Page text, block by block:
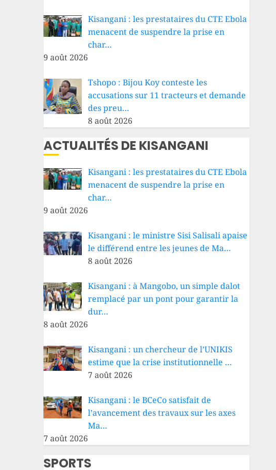
Kisangani : les prestataires du CTE Ebola
menacent de suspendre la prise en
char…
9 août 2026
Tshopo : Bijou Koy conteste les
accusations sur 11 tracteurs et demande
des preu…
8 août 2026
ACTUALITÉS DE KISANGANI
Kisangani : les prestataires du CTE Ebola
menacent de suspendre la prise en
char…
9 août 2026
Kisangani : le ministre Sisi Salisali apaise
le différend entre les jeunes de Ma…
8 août 2026
Kisangani : à Mangobo, un simple dalot
remplacé par un pont pour garantir la
dur…
8 août 2026
Kisangani : un chercheur de l’UNIKIS
estime que la crise institutionnelle …
7 août 2026
Kisangani : le BCeCo satisfait de
l’avancement des travaux sur les axes
Ma…
7 août 2026
SPORTS